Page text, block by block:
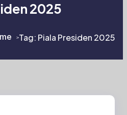
2025
>Tag: Piala Presiden 2025